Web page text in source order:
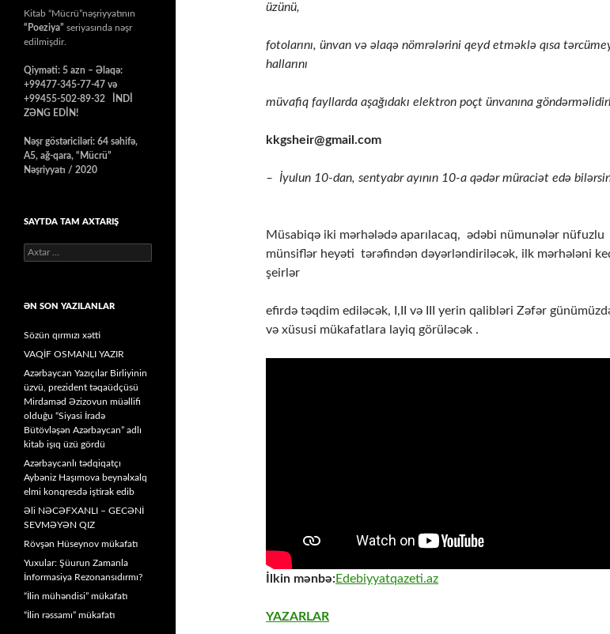
üzünü,
fotolarını, ünvan və əlaqə nömrələrini qeyd etməklə qısa
hallarını
müvafiq fayllarda aşağıdakı elektron poçt ünvanına
kkgsheir@gmail.com
– İyulun 10-dan, sentyabr ayının 10-a qədər müraciət edə
Müsabiqə iki mərhələdə aparılacaq, ədəbi nümunələr nüfuzlu
münsiflər heyəti tərəfindən dəyərləndiriləcək, ilk mərhələni
şeirlər
efirdə təqdim ediləcək, I,II və III yerin qalibləri Zəfər
və xüsusi mükafatlara layiq görüləcək .
İlkin mənbə:Edebiyyatqazeti.az
YAZARLAR
Kitab “Mücrü”nəşriyyatının
“Poeziya” seriyasında nəşr
edilmişdir.
Qiyməti: 5 azn – Əlaqə:
+99477-345-77-47 və
+99455-502-89-32 İNDİ
ZƏNG EDİN!
Nəşr göstəriciləri: 64 səhifə,
A5, ağ-qara, “Mücrü”
Nəşriyyatı / 2020
SAYTDA TAM AXTARIŞ
Axtarış:
ƏN SON YAZILANLAR
Sözün qırmızı xətti
VAQİF OSMANLI YAZIR
Azərbaycan Yazıçılar Birliyinin
üzvü, prezident təqaüdçüsü
Mirdaməd Əzizovun müəllifi
olduğu “Siyasi İradə
Bütövləşən Azərbaycan” adlı
kitab işıq üzü gördü
Azərbaycanlı tədqiqatçı
Aybəniz Haşımova beynəlxalq
elmi konqresdə iştirak edib
Əli NƏCƏFXANLI – GECƏNİ
SEVMƏYƏN QIZ
Rövşən Hüseynov mükafatı
Yuxular: Şüurun Zamanla
İnformasiya Rezonansıdırmı?
“İlin mühəndisi” mükafatı
“İlin rəssamı” mükafatı